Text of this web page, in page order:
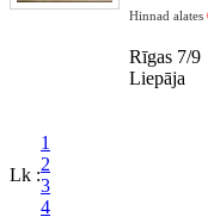
Hinnad alates
Rīgas 7/9
Liepāja
Lk :
1
2
3
4